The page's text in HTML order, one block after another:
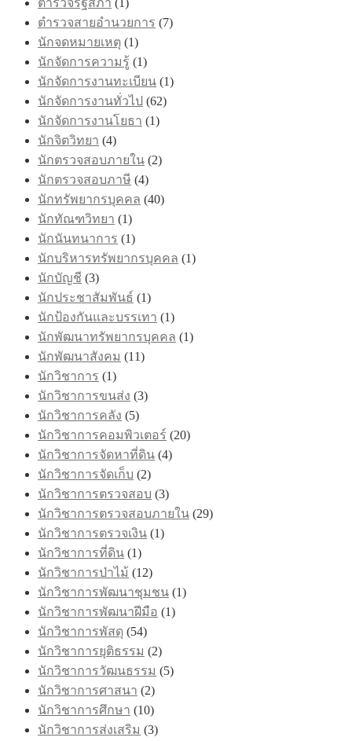
ตำรวจรัฐสภา (1)
ตำรวจสายอำนวยการ (7)
นักจดหมายเหตุ (1)
นักจัดการความรู้ (1)
นักจัดการงานทะเบียน (1)
นักจัดการงานทั่วไป (62)
นักจัดการงานโยธา (1)
นักจิตวิทยา (4)
นักตรวจสอบภายใน (2)
นักตรวจสอบภาษี (4)
นักทรัพยากรบุคคล (40)
นักทัณฑวิทยา (1)
นักนันทนาการ (1)
นักบริหารทรัพยากรบุคคล (1)
นักบัญชี (3)
นักประชาสัมพันธ์ (1)
นักป้องกันและบรรเทา (1)
นักพัฒนาทรัพยากรบุคคล (1)
นักพัฒนาสังคม (11)
นักวิชาการ (1)
นักวิชาการขนส่ง (3)
นักวิชาการคลัง (5)
นักวิชาการคอมพิวเตอร์ (20)
นักวิชาการจัดหาที่ดิน (4)
นักวิชาการจัดเก็บ (2)
นักวิชาการตรวจสอบ (3)
นักวิชาการตรวจสอบภายใน (29)
นักวิชาการตรวจเงิน (1)
นักวิชาการที่ดิน (1)
นักวิชาการป่าไม้ (12)
นักวิชาการพัฒนาชุมชน (1)
นักวิชาการพัฒนาฝีมือ (1)
นักวิชาการพัสดุ (54)
นักวิชาการยุติธรรม (2)
นักวิชาการวัฒนธรรม (5)
นักวิชาการศาสนา (2)
นักวิชาการศึกษา (10)
นักวิชาการส่งเสริม (3)